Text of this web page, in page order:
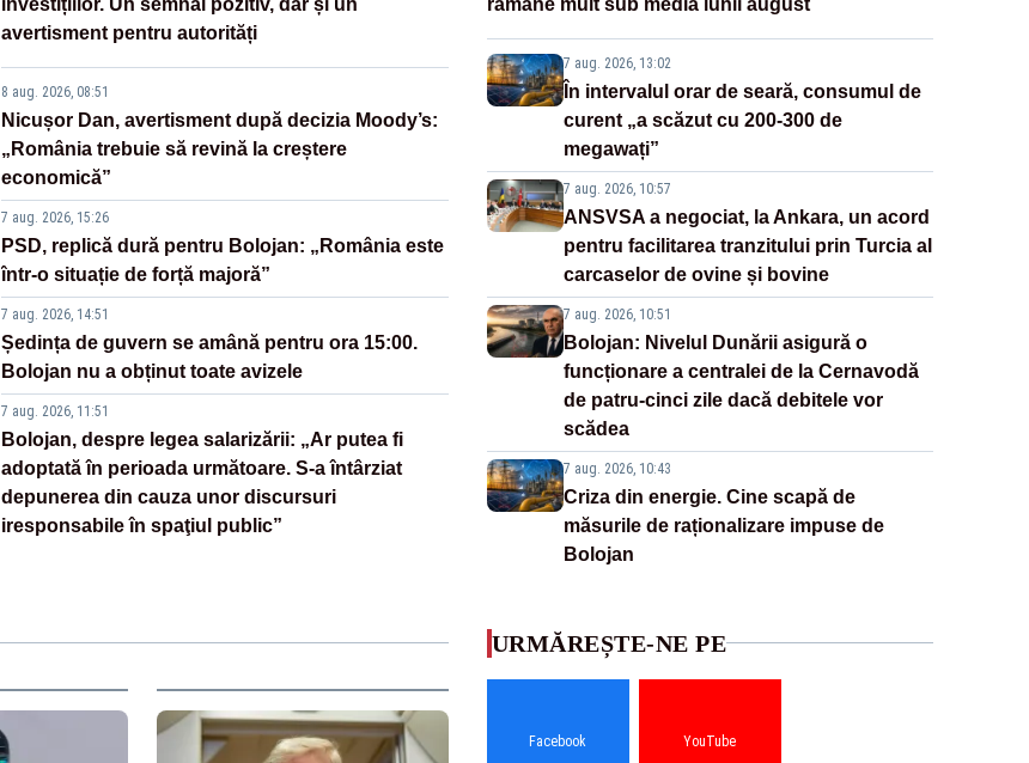
avertisment pentru autorități
8 aug. 2026, 08:51
Nicușor Dan, avertisment după decizia Moody’s:
„România trebuie să revină la creștere
economică”
7 aug. 2026, 15:26
PSD, replică dură pentru Bolojan: „România este
într-o situație de forță majoră”
7 aug. 2026, 14:51
Ședința de guvern se amână pentru ora 15:00.
Bolojan nu a obținut toate avizele
7 aug. 2026, 11:51
Bolojan, despre legea salarizării: „Ar putea fi
adoptată în perioada următoare. S-a întârziat
depunerea din cauza unor discursuri
iresponsabile în spaţiul public”
7 aug. 2026, 13:02
În intervalul orar de seară, consumul de
curent „a scăzut cu 200-300 de
megawați”
7 aug. 2026, 10:57
ANSVSA a negociat, la Ankara, un acord
pentru facilitarea tranzitului prin Turcia al
carcaselor de ovine și bovine
7 aug. 2026, 10:51
Bolojan: Nivelul Dunării asigură o
funcționare a centralei de la Cernavodă
de patru-cinci zile dacă debitele vor
scădea
7 aug. 2026, 10:43
Criza din energie. Cine scapă de
măsurile de raționalizare impuse de
Bolojan
URMĂREȘTE-NE PE
Facebook YouTube